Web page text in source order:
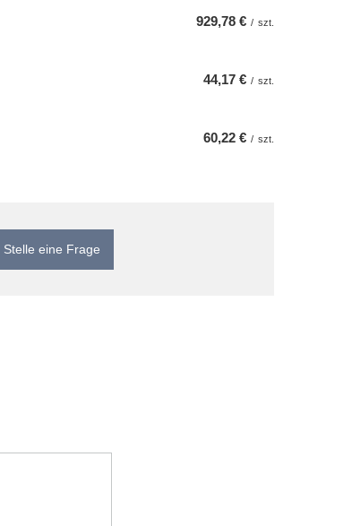
929,78 € / szt.
44,17 € / szt.
60,22 € / szt.
Stelle eine Frage